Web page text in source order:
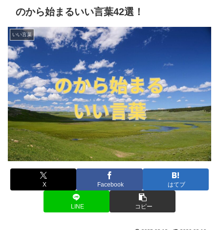
のから始まるいい言葉42選！
いい言葉
X Facebook はてブ
LINE コピー